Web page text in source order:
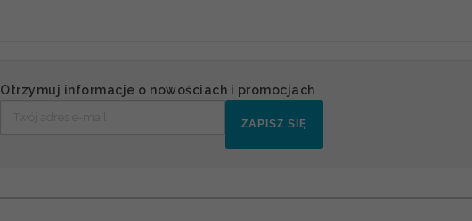
Otrzymuj informacje o nowościach i promocjach
ZAPISZ SIĘ